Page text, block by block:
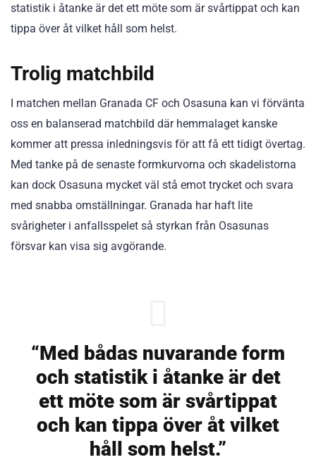
statistik i åtanke är det ett möte som är svårtippat och kan
tippa över åt vilket håll som helst.
Trolig matchbild
I matchen mellan Granada CF och Osasuna kan vi förvänta
oss en balanserad matchbild där hemmalaget kanske
kommer att pressa inledningsvis för att få ett tidigt övertag.
Med tanke på de senaste formkurvorna och skadelistorna
kan dock Osasuna mycket väl stå emot trycket och svara
med snabba omställningar. Granada har haft lite
svårigheter i anfallsspelet så styrkan från Osasunas
försvar kan visa sig avgörande.
“Med bådas nuvarande form
och statistik i åtanke är det
ett möte som är svårtippat
och kan tippa över åt vilket
håll som helst.”